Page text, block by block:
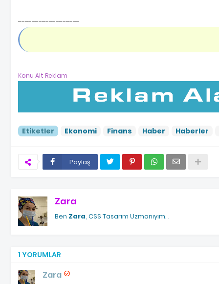
------------------
Konu Alt Reklam
Etiketler Ekonomi Finans Haber Haberler
Paylaş
Zara
Ben Zara , CSS Tasarım Uzmanıyım. .
1 YORUMLAR
Zara